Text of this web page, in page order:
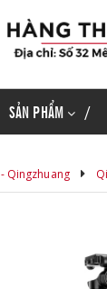
SẢN PHẨM
- Qingzhuang